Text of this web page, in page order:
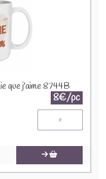
que j'aime 8744B
8€/pc
+